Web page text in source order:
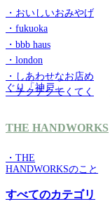
・おいしいおみやげ
・fukuoka
・bbb haus
・london
・しあわせなお店め
ぐり「神戸」
・チクチクてくてく
THE HANDWORKS
・THE
HANDWORKSのこと
すべてのカテゴリ